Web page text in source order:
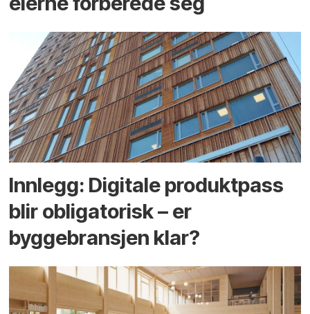
Innlegg: Digitale produktpass
blir obligatorisk – er
byggebransjen klar?